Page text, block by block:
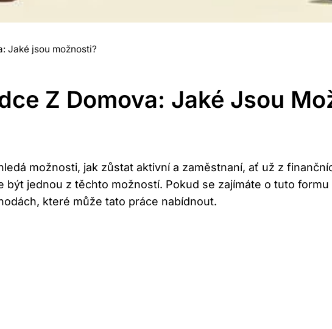
Jaké jsou možnosti?
Z Domova: Jaké Jsou
možnosti, jak zůstat aktivní a zaměstnaní, ať už z
být jednou z těchto možností. Pokud se zajímáte o tuto formu
které může tato práce nabídnout.